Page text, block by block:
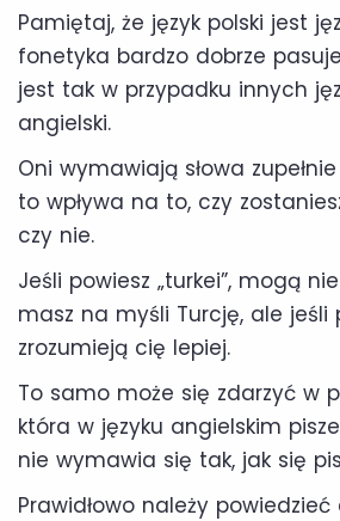
Pamiętaj, że język polski jest
fonetyka bardzo dobrze
jest tak w przypadku innych
angielski.
Oni wymawiają słowa
to wpływa na to, czy
czy nie.
Jeśli powiesz „turkei”, mogą
masz na myśli Turcję, ale jeśli
zrozumieją cię lepiej.
To samo może się zdarzyć w
która w języku angielskim
nie wymawia się tak, jak się
Prawidłowo należy